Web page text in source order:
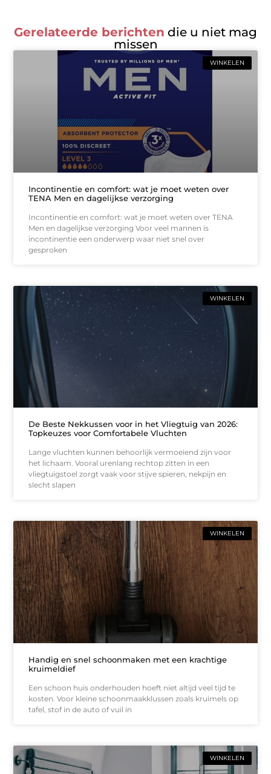
Gerelateerde berichten die u niet mag
missen
WINKELEN
Incontinentie en comfort: wat je moet weten over
TENA Men en dagelijkse verzorging
Incontinentie en comfort: wat je moet weten over TENA
Men en dagelijkse verzorging Voor veel mannen is
incontinentie een onderwerp waar niet snel over
gesproken
WINKELEN
De Beste Nekkussen voor in het Vliegtuig van 2026:
Topkeuzes voor Comfortabele Vluchten
Lange vluchten kunnen behoorlijk vermoeiend zijn voor
het lichaam. Vooral urenlang rechtop zitten in een
vliegtuigstoel zorgt vaak voor stijve spieren, nekpijn en
slecht slapen
WINKELEN
Handig en snel schoonmaken met een krachtige
kruimeldief
Een schoon huis onderhouden hoeft niet altijd veel tijd te
kosten. Voor kleine schoonmaakklussen zoals kruimels op
tafel, stof in de auto of vuil in
WINKELEN